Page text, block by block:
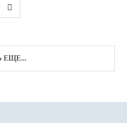
ЕЩЕ...